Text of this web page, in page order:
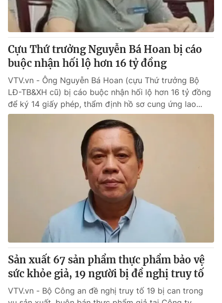
VTV4 Vươn mình bằng AI
VTV9 VTV8
Liên hệ tòa soạn English
Đài Truyền hình Việt Nam
Thời báo VTV
Giấy phép hoạt động báo in và báo điện tử số 483/GP-BTTTT
cấp ngày 29/12/2023
Tổng Biên tập:
Vũ Thanh Thủy
Phó Tổng Biên tập:Nguyễn Thị Mỹ Hạnh, Phạm Quốc Thắng,
Nguyễn Trọng Ninh
Tổng đài VTV:024.38 355 931 - 024.38 355 932
Ðiện thoại Thời báo VTV:
024.66 897 897
Email:toasoan@vtv.vn
Cựu Thứ trưởng Nguyễn Bá Hoan bị cáo
buộc nhận hối lộ hơn 16 tỷ đồng
VTV.vn - Ông Nguyễn Bá Hoan (cựu Thứ trưởng Bộ
LĐ-TB&XH cũ) bị cáo buộc nhận hối lộ hơn 16 tỷ đồng
để ký 14 giấy phép, thẩm định hồ sơ cung ứng lao...
Sản xuất 67 sản phẩm thực phẩm bảo vệ
sức khỏe giả, 19 người bị đề nghị truy tố
VTV.vn - Bộ Công an đề nghị truy tố 19 bị can trong